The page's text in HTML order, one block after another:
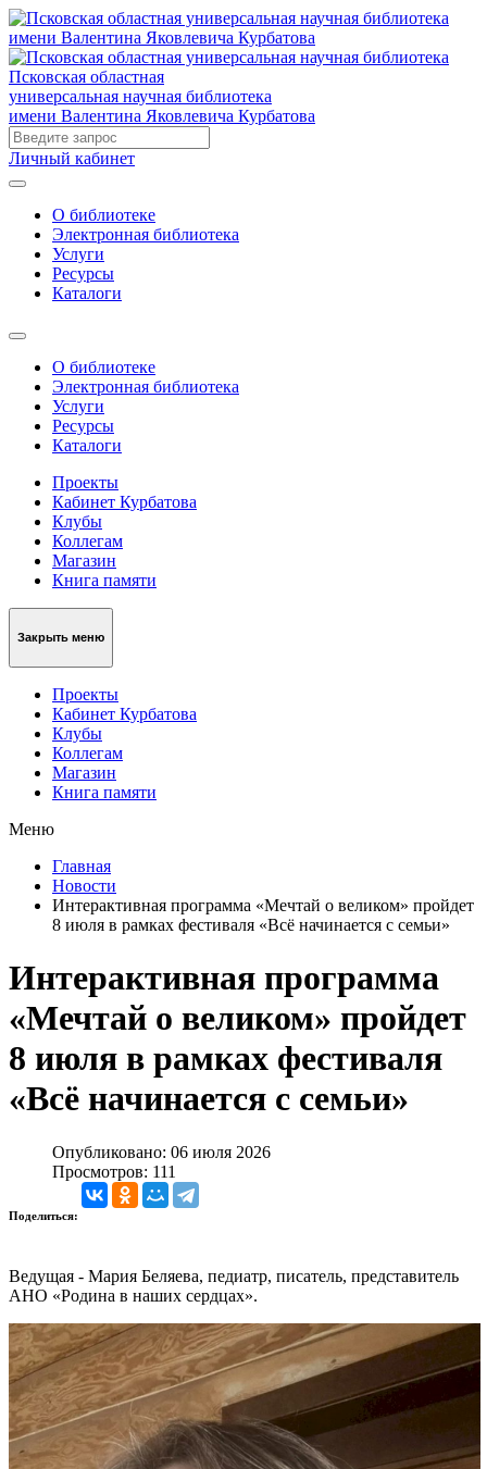
Псковская областная
универсальная научная библиотека
имени Валентина Яковлевича Курбатова
Личный кабинет
О библиотеке
Электронная библиотека
Услуги
Ресурсы
Каталоги
О библиотеке
Электронная библиотека
Услуги
Ресурсы
Каталоги
Проекты
Кабинет Курбатова
Клубы
Коллегам
Магазин
Книга памяти
Закрыть меню
Проекты
Кабинет Курбатова
Клубы
Коллегам
Магазин
Книга памяти
Меню
Главная
Новости
Интерактивная программа «Мечтай о великом» пройдет
8 июля в рамках фестиваля «Всё начинается с семьи»
Интерактивная программа
«Мечтай о великом» пройдет
8 июля в рамках фестиваля
«Всё начинается с семьи»
Опубликовано: 06 июля 2026
Просмотров: 111
Поделиться:
Ведущая - Мария Беляева, педиатр, писатель, представитель
АНО «Родина в наших сердцах».